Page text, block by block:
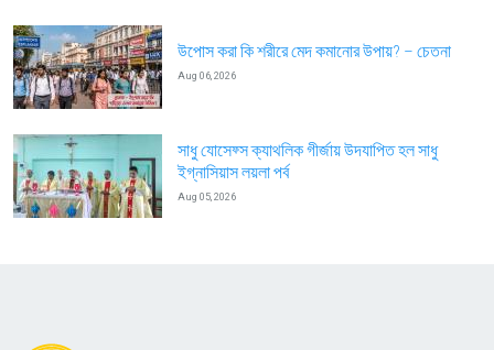
উপোস করা কি শরীরে মেদ কমানোর উপায়? – চেতনা
Aug 06, 2026
সাধু যোসেফ্স ক্যাথলিক গীর্জায় উদযাপিত হল সাধু
ইগ্নাসিয়াস লয়লা পর্ব
Aug 05, 2026